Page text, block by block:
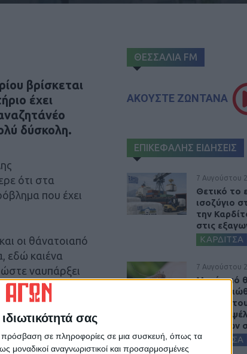
σας
πρόσβαση σε πληροφορίες σε μια συσκευή, όπως τα
αναγνωριστικοί και προσαρμοσμένες
βρίσκεται
έχει
δύσκολη.
ότι στα
που έχει
οι θάνατοιαπό
εδώ καιένα
ναυπάρξει
είναι
ότου
ΘΕΣΣΑΛΙΑ FM
ΑΚΟΥΣΤΕ ΖΩΝΤΑΝΑ
ΕΠΙΚΕΦΑΛΗΣ ΕΙΔΗΣΕΙΣ
7 Αυγούστου
Θετικό το
ισοζύγιο
την
στις
ΚΑΡΔΙΤΣΑ
7 Αυγούστου
Μετά από
του ιού
στην
Σοφάδων
ΚΑΡΔΙΤΣΑ